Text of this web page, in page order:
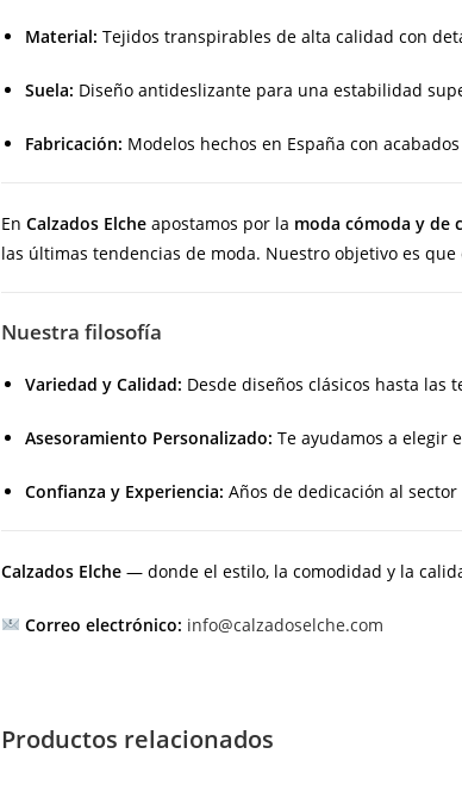
Material: Tejidos transpirables de alta calidad con
Suela: Diseño antideslizante para una estabilidad
Fabricación: Modelos hechos en España con
En Calzados Elche apostamos por la moda cómoda y de
las últimas tendencias de moda. Nuestro objetivo es
Nuestra filosofía
Variedad y Calidad: Desde diseños clásicos hasta las
Asesoramiento Personalizado: Te ayudamos a elegir
Confianza y Experiencia: Años de dedicación al
Calzados Elche — donde el estilo, la comodidad y la
Correo electrónico: info@calzadoselche.com
Productos relacionados